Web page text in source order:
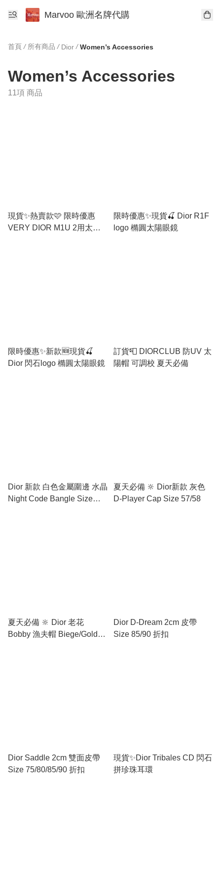
Marvoo 歐洲名牌代購
首頁 / 所有商品 / Dior / Women’s Accessories
Women’s Accessories
11項 商品
現貨✨熱賣款🩷 限時優惠
VERY DIOR M1U 2用太陽
限時優惠✨現貨🍒 Dior R1F
logo 橢圓太陽眼鏡
限時優惠✨新款🆕現貨🍒
Dior 閃石logo 橢圓太陽眼鏡
訂貨📮 DIORCLUB 防UV 太
陽帽 可調校 夏天必備
Dior 新款 白色金屬圍邊 水晶
Night Code Bangle Size
夏天必備 🔆 Dior新款 灰色
D-Player Cap Size 57/58
夏天必備 🔆 Dior 老花
Bobby 漁夫帽 Biege/Gold
Dior D-Dream 2cm 皮帶
Size 85/90 折扣
Dior Saddle 2cm 雙面皮帶
Size 75/80/85/90 折扣
現貨✨Dior Tribales CD 閃石
拼珍珠耳環